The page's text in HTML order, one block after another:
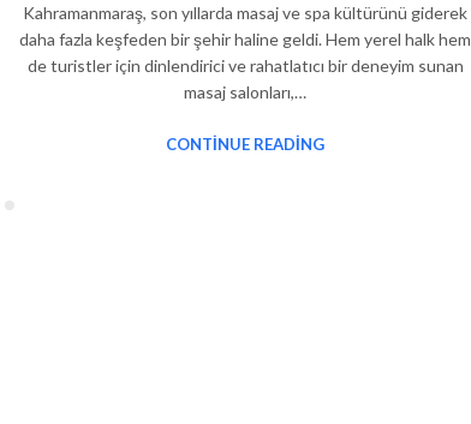
Kahramanmaraş, son yıllarda masaj ve spa kültürünü giderek
daha fazla keşfeden bir şehir haline geldi. Hem yerel halk hem
de turistler için dinlendirici ve rahatlatıcı bir deneyim sunan
masaj salonları,…
CONTINUE READING